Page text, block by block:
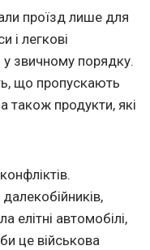
проїзд лише для
і легкові
звичному порядку.
що пропускають
а також продукти, які
елітні автомобілі,
це військова